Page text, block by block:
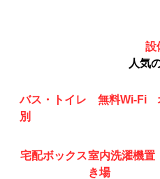
設
人気
バス・トイレ
別
無料Wi-Fi
宅配ボックス室内洗濯機置
き場